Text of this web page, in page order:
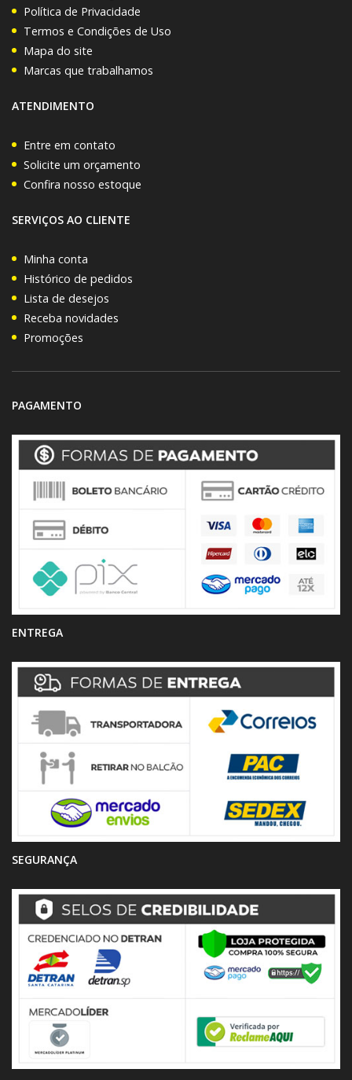
Política de Privacidade
Termos e Condições de Uso
Mapa do site
Marcas que trabalhamos
ATENDIMENTO
Entre em contato
Solicite um orçamento
Confira nosso estoque
SERVIÇOS AO CLIENTE
Minha conta
Histórico de pedidos
Lista de desejos
Receba novidades
Promoções
PAGAMENTO
ENTREGA
SEGURANÇA